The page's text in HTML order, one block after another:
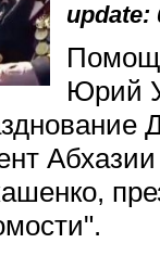
update:
Юрий